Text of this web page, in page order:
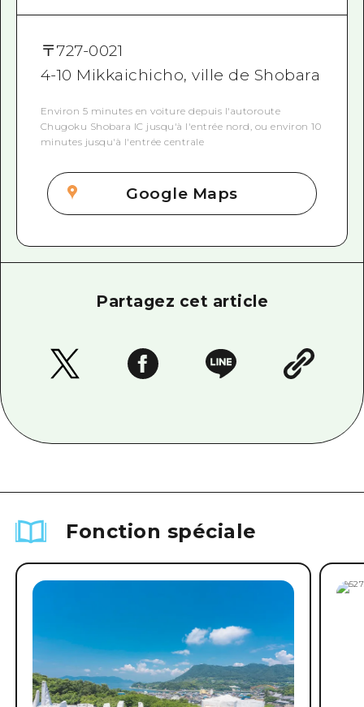
〒727-0021
4-10 Mikkaichicho, ville de Shobara
Environ 5 minutes en voiture depuis l'autoroute
Chugoku Shobara IC jusqu'à l'entrée nord, ou environ 10
minutes jusqu'à l'entrée centrale
Google Maps
Partagez cet article
Fonction spéciale